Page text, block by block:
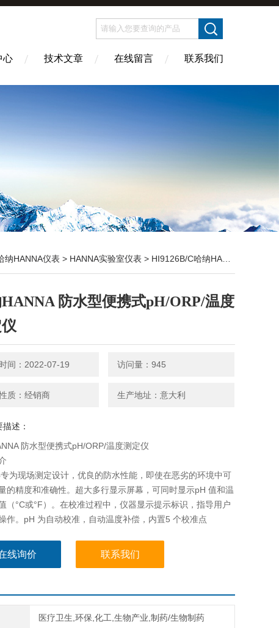
心 技术文章 在线留言 联系我们
纳HANNA仪表 > HANNA实验室仪表 > HI9126B/C哈纳HANNA 防水型便携式pH/ORP/温度测定仪
防水型便携式pH/ORP/温度
间：2022-07-19 访问量：945
质：经销商 生产地址：意大利
述：
防水型便携式pH/ORP/温度测定仪
为现场测定设计，优良的防水性能，即使在恶劣的环境中可
的精度和准确性。超大多行显示屏幕，可同时显示pH 值和温
（°C或°F）。在校准过程中，仪器显示提示标识，指导用户
作。pH 为自动校准，自动温度补偿，内置5 个校准点
线询价 联系我们
医疗卫生,环保,化工,生物产业,制药/生物制药